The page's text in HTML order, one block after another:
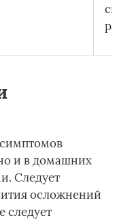
и в домашних
Следует
осложнений
следует